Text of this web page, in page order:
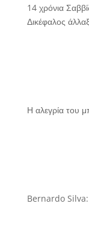
14 χρόνια
Δικέφαλος
Η αλεγρία του
Bernardo